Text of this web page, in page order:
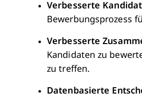
Verbesserte
Bewerbungsprozess
Verbesserte
Kandidaten zu
zu treffen.
Datenbasierte